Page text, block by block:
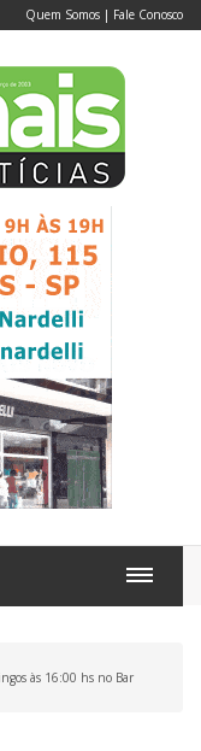
Quem Somos | Fale Conosco
às 16:00 hs no Bar